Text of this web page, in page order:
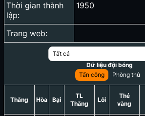
Thời gian thành
lập:
1950
Trang web:
Tất cả
Dữ liệu đội bóng
Tấn công
Phòng thủ
Thắng Hòa Bại
TL
Thắng
Lỗi
Thẻ
vàng